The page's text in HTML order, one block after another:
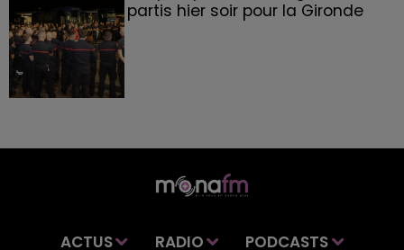
partis hier soir pour la Gironde
ACTUS RADIO PODCASTS